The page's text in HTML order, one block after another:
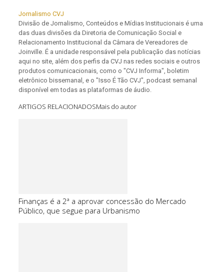
Jornalismo CVJ
Divisão de Jornalismo, Conteúdos e Mídias Institucionais é uma
das duas divisões da Diretoria de Comunicação Social e
Relacionamento Institucional da Câmara de Vereadores de
Joinville. É a unidade responsável pela publicação das notícias
aqui no site, além dos perfis da CVJ nas redes sociais e outros
produtos comunicacionais, como o "CVJ Informa", boletim
eletrônico bissemanal, e o "Isso É Tão CVJ", podcast semanal
disponível em todas as plataformas de áudio.
ARTIGOS RELACIONADOSMais do autor
Finanças é a 2ª a aprovar concessão do Mercado
Público, que segue para Urbanismo